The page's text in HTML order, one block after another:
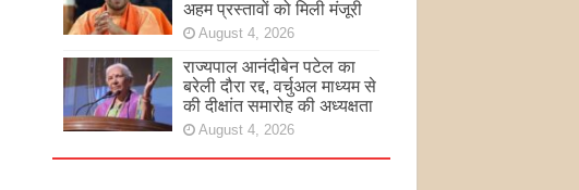
अहम प्रस्तावों को मिली मंजूरी
August 4, 2026
राज्यपाल आनंदीबेन पटेल का
बरेली दौरा रद्द, वर्चुअल माध्यम से
की दीक्षांत समारोह की अध्यक्षता
August 4, 2026